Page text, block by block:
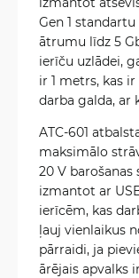
Gen 1
ātrumu līdz 5
ierīču uzlādei,
ir 1 metrs, kas
darba galda, ar
ATC-601
maksimālo
20 V
izmantot ar
ierīcēm, kas
ļauj vienlaikus
pārraidi, ja
ārējais apvalks